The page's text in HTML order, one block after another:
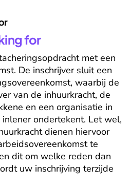
for
met een
De inschrijver sluit een
waarbij de
van de inhuurkracht, de
en een organisatie in
ondertekent. Let wel,
dienen hiervoor
te
dit om welke reden dan
uw inschrijving terzijde